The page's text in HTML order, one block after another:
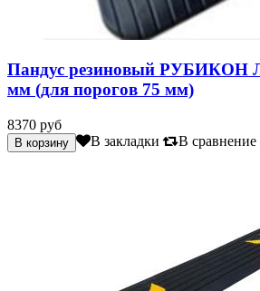
Пандус резиновый РУБИКОН
мм (для порогов 75 мм)
8370 руб
В закладки В сравнение